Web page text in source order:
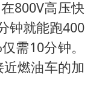
800V高压快
钟就能跑400
需10分钟。
燃油车的加